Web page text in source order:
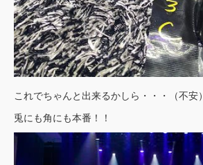
これでちゃんと出来るかしら・・・（不安）
兎にも角にも本番！！